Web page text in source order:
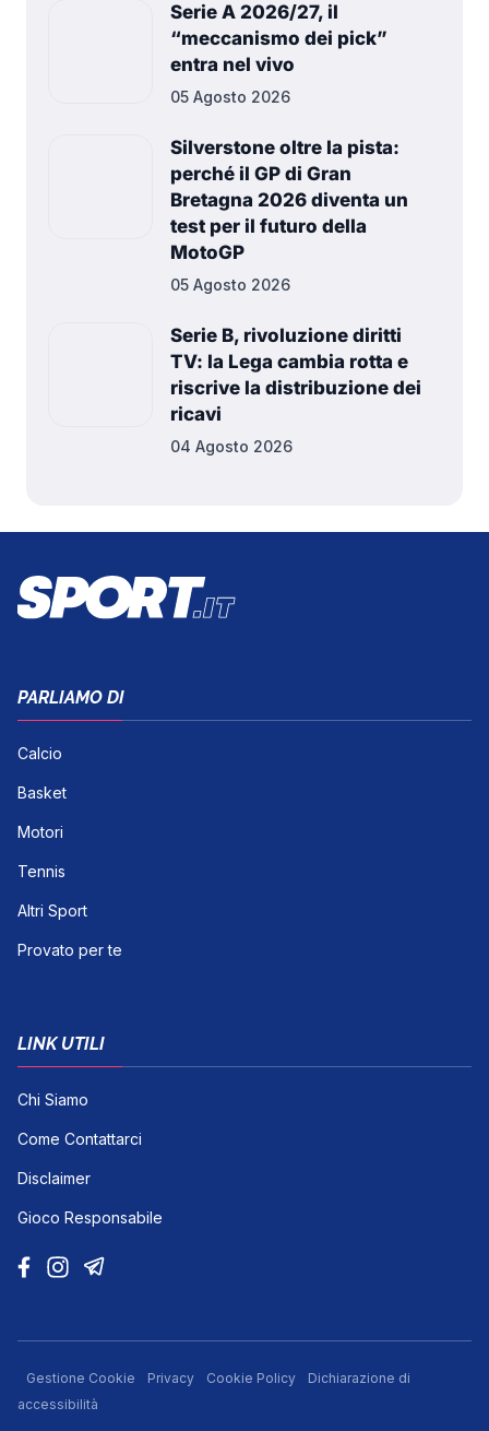
Serie A 2026/27, il
“meccanismo dei pick”
entra nel vivo
05 Agosto 2026
Silverstone oltre la pista:
perché il GP di Gran
Bretagna 2026 diventa un
test per il futuro della
MotoGP
05 Agosto 2026
Serie B, rivoluzione diritti
TV: la Lega cambia rotta e
riscrive la distribuzione dei
ricavi
04 Agosto 2026
PARLIAMO DI
Calcio
Basket
Motori
Tennis
Altri Sport
Provato per te
LINK UTILI
Chi Siamo
Come Contattarci
Disclaimer
Gioco Responsabile
Gestione Cookie Privacy Cookie Policy
Dichiarazione di
accessibilità